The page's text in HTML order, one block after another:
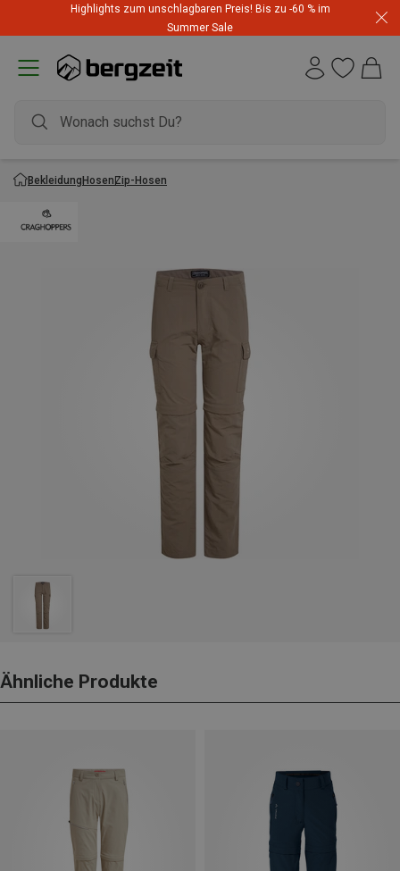
Highlights zum unschlagbaren Preis! Bis zu -60 % im
Summer Sale
BekleidungHosenZip-Hosen
Ähnliche Produkte